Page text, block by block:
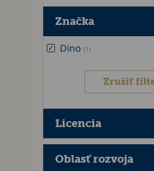
Značka
Dino (1)
Zrušiť
Licencia
Oblasť rozvoja